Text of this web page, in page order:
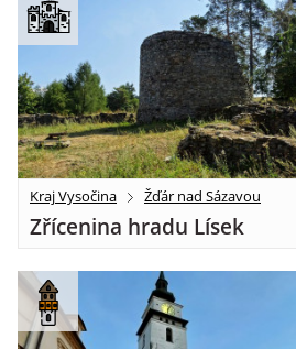
Kraj Vysočina Žďár nad Sázavou
Zřícenina hradu Lísek